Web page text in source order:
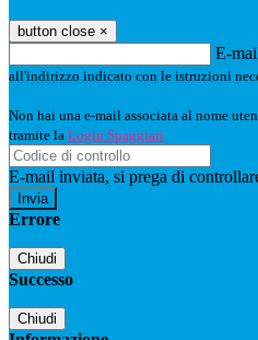
button close ×
E-
all'indirizzo indicato con le istruzioni
Non hai una e-mail associata al nome
tramite la Login Spaggiari
E-mail inviata, si prega di
Errore
Chiudi
Successo
Chiudi